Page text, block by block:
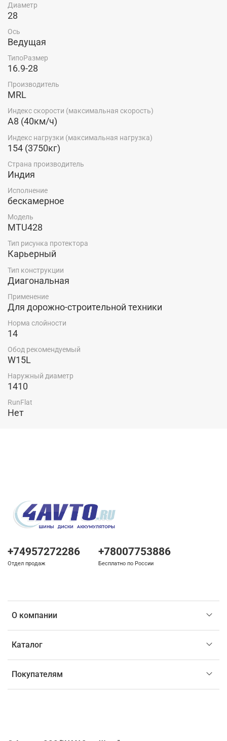
Диаметр
28
Ось
Ведущая
ТипоРазмер
16.9-28
Производитель
MRL
Индекс скорости (максимальная скорость)
A8 (40км/ч)
Индекс нагрузки (максимальная нагрузка)
154 (3750кг)
Страна производитель
Индия
Исполнение
бескамерное
Модель
MTU428
Тип рисунка протектора
Карьерный
Тип конструкции
Диагональная
Применение
Для дорожно-строительной техники
Норма слойности
14
Обод рекомендуемый
W15L
Наружный диаметр
1410
RunFlat
Нет
О компании
Каталог
Покупателям
+74957272286
Отдел продаж
+78007753886
Бесплатно по России